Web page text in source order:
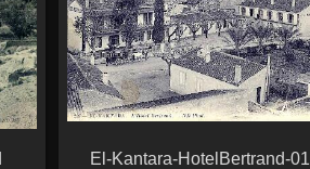
El-Kantara-HotelBertrand-01